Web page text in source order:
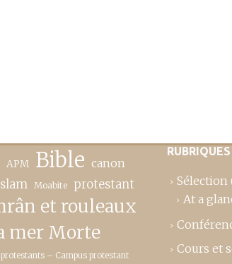
APM Bible canon
Moabite protestant
et rouleaux
mer Morte
– Campus protestant
RUBRIQUES
Sélection
At a
Cours et